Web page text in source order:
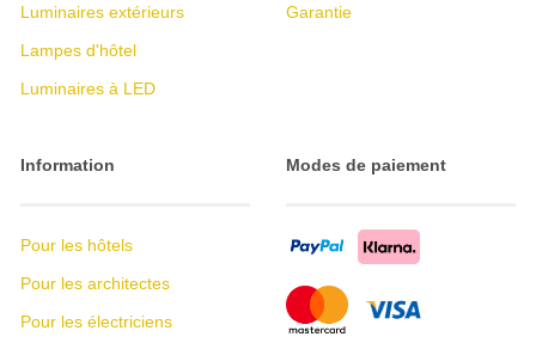
Luminaires extérieurs
Lampes d'hôtel
Luminaires à LED
Garantie
Information
Pour les hôtels
Pour les architectes
Pour les électriciens
Modes de paiement